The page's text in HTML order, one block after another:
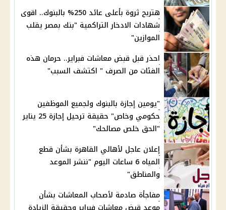
هتربح ثروة بأعلى عائد 250% بالبنوك.. اقوى
شهادات الادخار التراكمية "بنك بمصر يقلب
الموازين"
احذر قبل قبض معاشات فبراير.. حرمان هذه
الفئات من الصرف " اكتشف السبب"
"يومين إجازة بالبنوك ولجميع الموظفين
حكومي وخاص" حقيقة ترحيل إجازة 25 يناير
"الحق خلص مصالحك"
إعلان عاجل لأهالي القاهرة بشأن قطع
المياه 6 ساعات اليوم "ننشر الموعد
والمناطق"
مفاجأة صادمة لأصحاب المعاشات بشأن